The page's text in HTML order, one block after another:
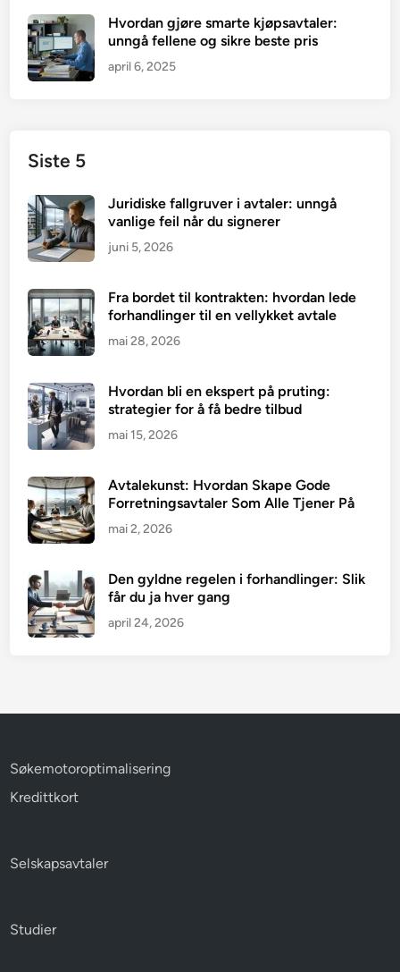
Hvordan gjøre smarte kjøpsavtaler:
unngå fellene og sikre beste pris
april 6, 2025
Siste 5
Juridiske fallgruver i avtaler: unngå
vanlige feil når du signerer
juni 5, 2026
Fra bordet til kontrakten: hvordan lede
forhandlinger til en vellykket avtale
mai 28, 2026
Hvordan bli en ekspert på pruting:
strategier for å få bedre tilbud
mai 15, 2026
Avtalekunst: Hvordan Skape Gode
Forretningsavtaler Som Alle Tjener På
mai 2, 2026
Den gyldne regelen i forhandlinger: Slik
får du ja hver gang
april 24, 2026
Søkemotoroptimalisering
Kredittkort
Selskapsavtaler
Studier